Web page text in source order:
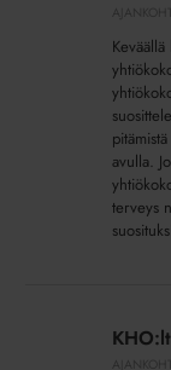
Isännöintiliitto
suosittelee
avulla.
terveys